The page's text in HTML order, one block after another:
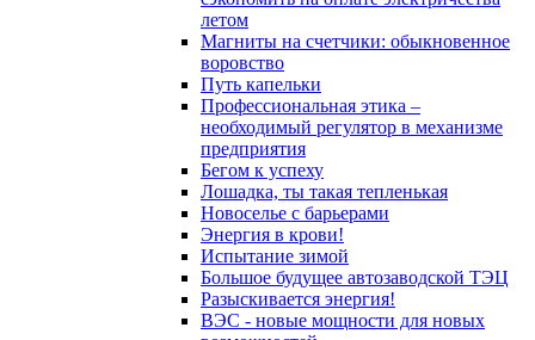
летом
Магниты на счетчики: обыкновенное
воровство
Путь капельки
Профессиональная этика –
необходимый регулятор в механизме
предприятия
Бегом к успеху
Лошадка, ты такая тепленькая
Новоселье с барьерами
Энергия в крови!
Испытание зимой
Большое будущее автозаводской ТЭЦ
Разыскивается энергия!
ВЭС - новые мощности для новых